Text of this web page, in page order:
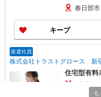
春日部
キープ
派遣社員
株式会社トラストグロース 新
住宅型有料